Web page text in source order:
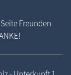
Freunden